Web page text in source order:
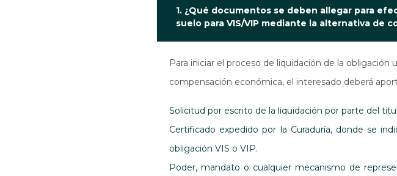
1. ¿Qué documentos se deben allegar para
suelo para VIS/VIP mediante la alternativa de
Para iniciar el proceso de liquidación de la
compensación económica, el interesado deberá
Solicitud por escrito de la liquidación por parte del
Certificado expedido por la Curaduría, donde se
obligación VIS o VIP.
Poder, mandato o cualquier mecanismo de